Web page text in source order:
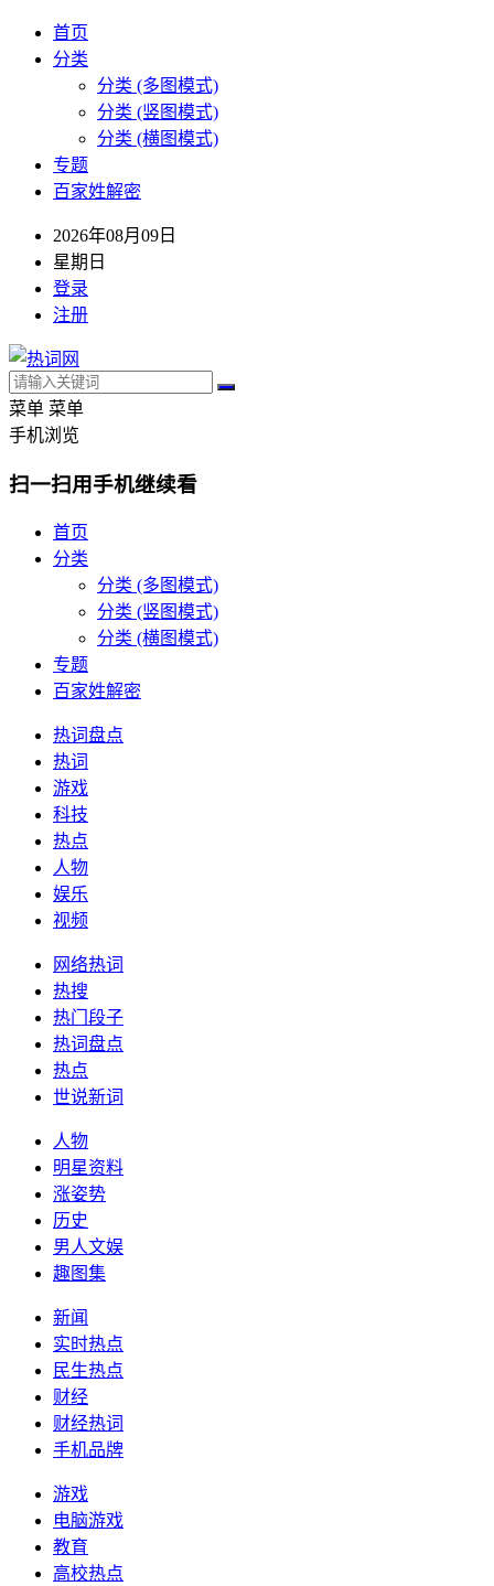
首页
分类
分类 (多图模式)
分类 (竖图模式)
分类 (横图模式)
专题
百家姓解密
2026年08月09日
星期日
登录
注册
菜单 菜单
手机浏览
扫一扫用手机继续看
首页
分类
分类 (多图模式)
分类 (竖图模式)
分类 (横图模式)
专题
百家姓解密
热词盘点
热词
游戏
科技
热点
人物
娱乐
视频
网络热词
热搜
热门段子
热词盘点
热点
世说新词
人物
明星资料
涨姿势
历史
男人文娱
趣图集
新闻
实时热点
民生热点
财经
财经热词
手机品牌
游戏
电脑游戏
教育
高校热点